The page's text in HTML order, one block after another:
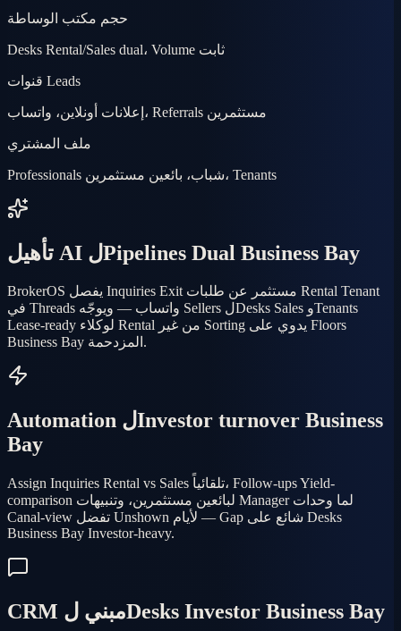
حجم مكتب الوساطة
Desks Rental/Sales dual، Volume ثابت
قنوات Leads
إعلانات أونلاين، واتساب، Referrals مستثمرين
ملف المشتري
Professionals شباب، بائعين مستثمرين، Tenants
تأهيل AI لPipelines Dual Business Bay
BrokerOS يفصل Inquiries Exit مستثمر عن طلبات Rental Tenant
في Threads واتساب — ويوجّه Sellers لDesks Sales وTenants
Lease-ready لوكلاء Rental من غير Sorting يدوي على Floors
Business Bay المزدحمة.
Automation لInvestor turnover Business
Bay
Assign Inquiries Rental vs Sales تلقائياً، Follow-ups Yield-
comparison لبائعين مستثمرين، وتنبيهات Manager لما وحدات
Canal-view تفضل Unshown لأيام — Gap شائع على Desks
Business Bay Investor-heavy.
CRM مبني لDesks Investor Business Bay